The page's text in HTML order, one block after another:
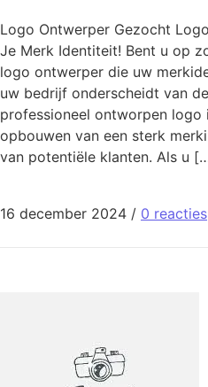
Logo Ontwerper Gezocht
Je Merk Identiteit! Bent u op
logo ontwerper die uw
uw bedrijf onderscheidt van
professioneel ontworpen logo
opbouwen van een sterk
van potentiële klanten. Als u
16 december 2024 / 0 reacties